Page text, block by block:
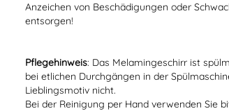
Anzeichen von Beschädigungen oder
entsorgen!
Pflegehinweis: Das Melamingeschirr ist
bei etlichen Durchgängen in der
Lieblingsmotiv nicht.
Bei der Reinigung per Hand verwenden Sie